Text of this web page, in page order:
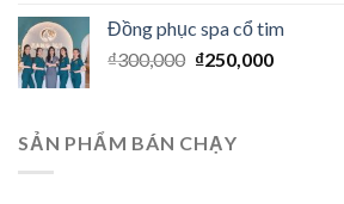
Đồng phục spa cổ tim
₫300,000 ₫250,000
SẢN PHẨM BÁN CHẠY